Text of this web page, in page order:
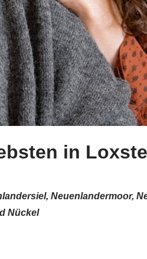
in
Neuenlandermoor,
Nückel